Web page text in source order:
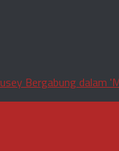
Bergabung dalam